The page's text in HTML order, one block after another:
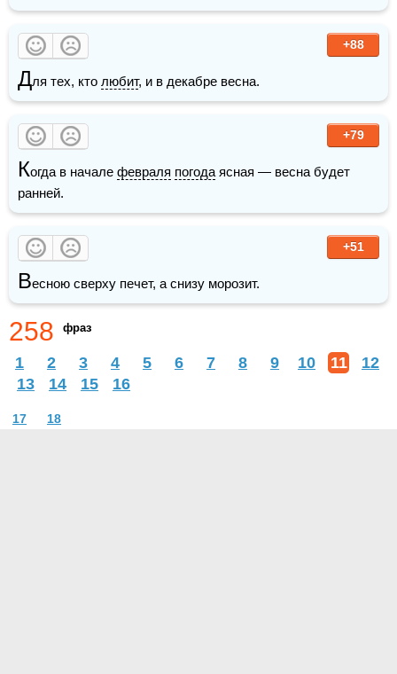
+88
Для тех, кто любит, и в декабре весна.
+79
Когда в начале февраля погода ясная — весна будет
ранней.
+51
Весною сверху печет, а снизу морозит.
258 фраз
1 2 3 4 5 6 7 8 9 10 11
12
13
14 15 16
17 18